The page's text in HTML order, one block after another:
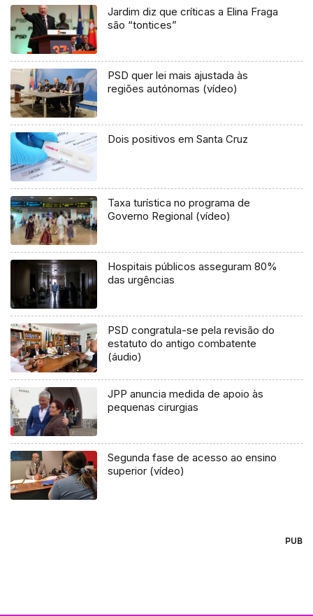
Jardim diz que críticas a Elina Fraga
são “tontices”
PSD quer lei mais ajustada às
regiões autónomas (vídeo)
Dois positivos em Santa Cruz
Taxa turística no programa de
Governo Regional (vídeo)
Hospitais públicos asseguram 80%
das urgências
PSD congratula-se pela revisão do
estatuto do antigo combatente
(áudio)
JPP anuncia medida de apoio às
pequenas cirurgias
Segunda fase de acesso ao ensino
superior (vídeo)
PUB